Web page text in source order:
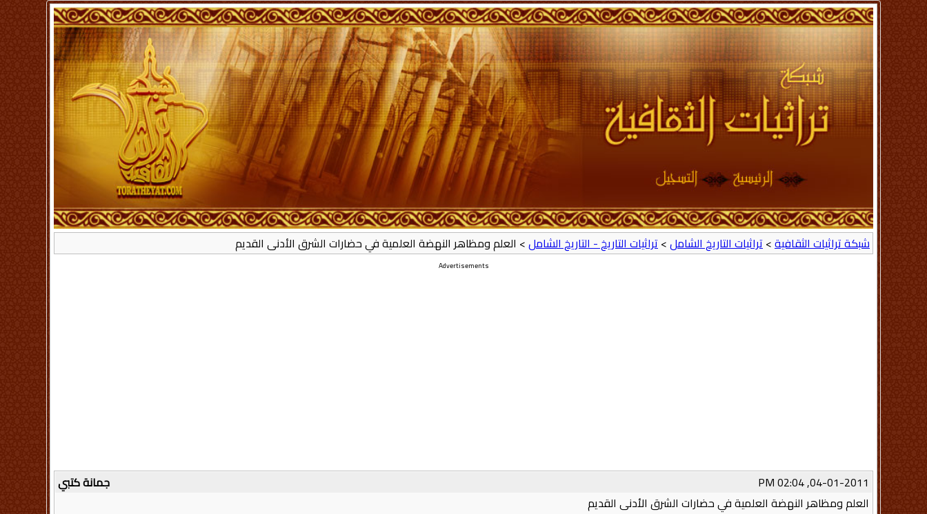
شبكة تراثيات الثقافية>تراثيات التاريخ الشامل>تراثيات التاريخ - التاريخ الشامل> العلم ومظاهر النهضة العلمية في حضارات الشرق الأدنى القديم
Advertisements
جمانة كتبي
04-01-2011, 02:04 PM
العلم ومظاهر النهضة العلمية في حضارات الشرق الأدنى القديم